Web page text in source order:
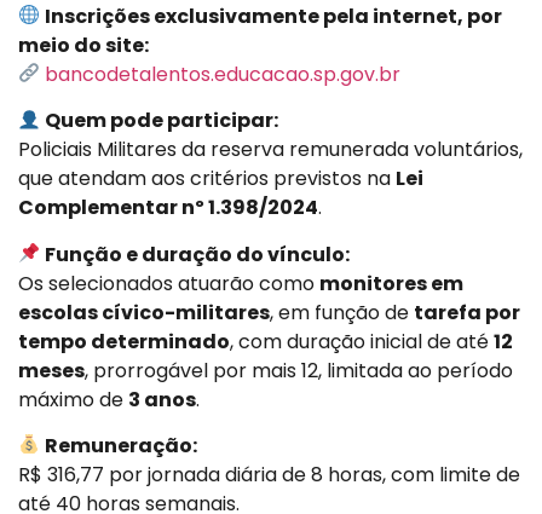
Inscrições exclusivamente pela internet, por
meio do site:
bancodetalentos.educacao.sp.gov.br
Quem pode participar:
Policiais Militares da reserva remunerada voluntários,
que atendam aos critérios previstos na Lei
Complementar nº 1.398/2024.
Função e duração do vínculo:
Os selecionados atuarão como monitores em
escolas cívico-militares, em função de tarefa por
tempo determinado, com duração inicial de até12
meses, prorrogável por mais 12, limitada ao período
máximo de 3 anos.
Remuneração:
R$ 316,77 por jornada diária de 8 horas, com limite de
até 40 horas semanais.